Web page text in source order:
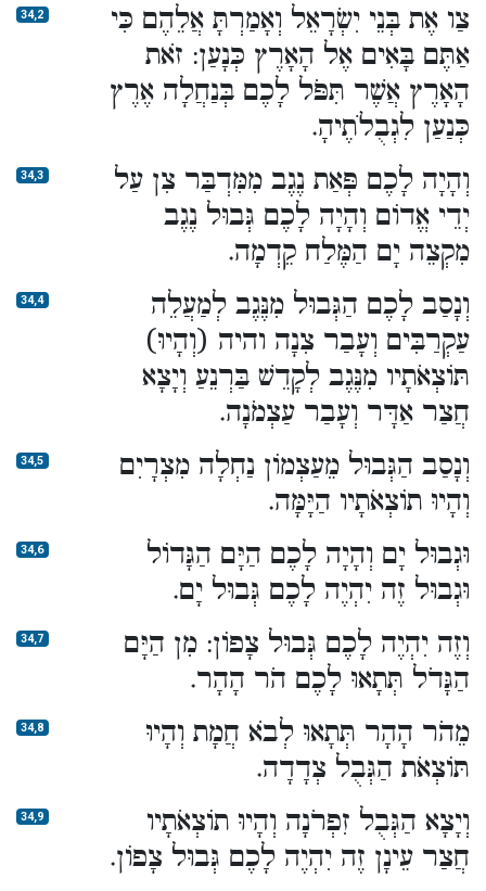
34,2
צַו אֶת בְּנֵי יִשְׂרָאֵל וְאָמַרְתָּ אֲלֵהֶם כִּי
אַתֶּם בָּאִים אֶל הָאָרֶץ כְּנָעַן: זֹאת
הָאָרֶץ אֲשֶׁר תִּפֹּל לָכֶם בְּנַחֲלָה אֶרֶץ
כְּנַעַן לִגְבֻלֹתֶיהָ.
34,3
וְהָיָה לָכֶם פְּאַת נֶגֶב מִמִּדְבַּר צִן עַל
יְדֵי אֱדוֹם וְהָיָה לָכֶם גְּבוּל נֶגֶב
מִקְצֵה יָם הַמֶּלַח קֵדְמָה.
34,4
וְנָסַב לָכֶם הַגְּבוּל מִנֶּגֶב לְמַעֲלֵה
עַקְרַבִּים וְעָבַר צִנָה והיה (וְהָיוּ)
תּוֹצְאֹתָיו מִנֶּגֶב לְקָדֵשׁ בַּרְנֵעַ וְיָצָא
חֲצַר אַדָּר וְעָבַר עַצְמֹנָה.
34,5
וְנָסַב הַגְּבוּל מֵעַצְמוֹן נַחְלָה מִצְרָיִם
וְהָיוּ תוֹצְאֹתָיו הַיָּמָּה.
34,6
וּגְבוּל יָם וְהָיָה לָכֶם הַיָּם הַגָּדוֹל
וּגְבוּל זֶה יִהְיֶה לָכֶם גְּבוּל יָם.
34,7
וְזֶה יִהְיֶה לָכֶם גְּבוּל צָפוֹן: מִן הַיָּם
הַגָּדֹל תְּתָאוּ לָכֶם הֹר הָהָר.
34,8
מֵהֹר הָהָר תְּתָאוּ לְבֹא חֲמָת וְהָיוּ
תּוֹצְאֹת הַגְּבֻל צְדָדָה.
34,9
וְיָצָא הַגְּבֻל זִפְרֹנָה וְהָיוּ תוֹצְאֹתָיו
חֲצַר עֵינָן זֶה יִהְיֶה לָכֶם גְּבוּל צָפוֹן.